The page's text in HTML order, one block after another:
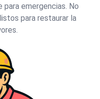
emergencias. No
para restaurar la